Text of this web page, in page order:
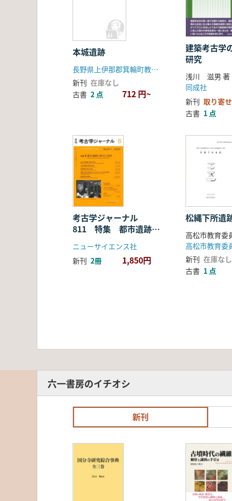
本城遺跡
長野県上伊那郡箕輪町教育委員会
新刊 在庫なし
古書 2 点 712 円~
建築考古学
研究
浅川 滋男 著
同成社
新刊 取り寄せ
古書 1 点
考古学ジャーナル
811 特集 都市遺跡の
ニューサイエンス社
新刊 2冊 1,850円
松縄下所遺
高松市教育
高松市教育委
新刊 在庫なし
古書 1 点
六一書房のイチオシ
新刊